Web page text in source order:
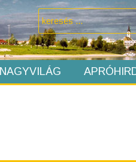
NAGYVILÁG